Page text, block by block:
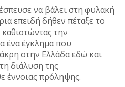
να βάλει στη φυλακή
επειδή δήθεν πέταξε το
την
ένα έγκλημα που
στην Ελλάδα εδώ και
διάλυση της
έννοιας πρόληψης.